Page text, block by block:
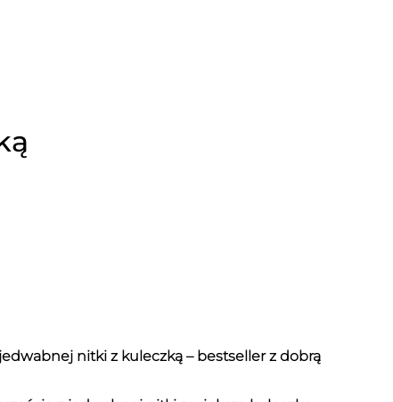
nitki z kuleczką – bestseller z dobrą